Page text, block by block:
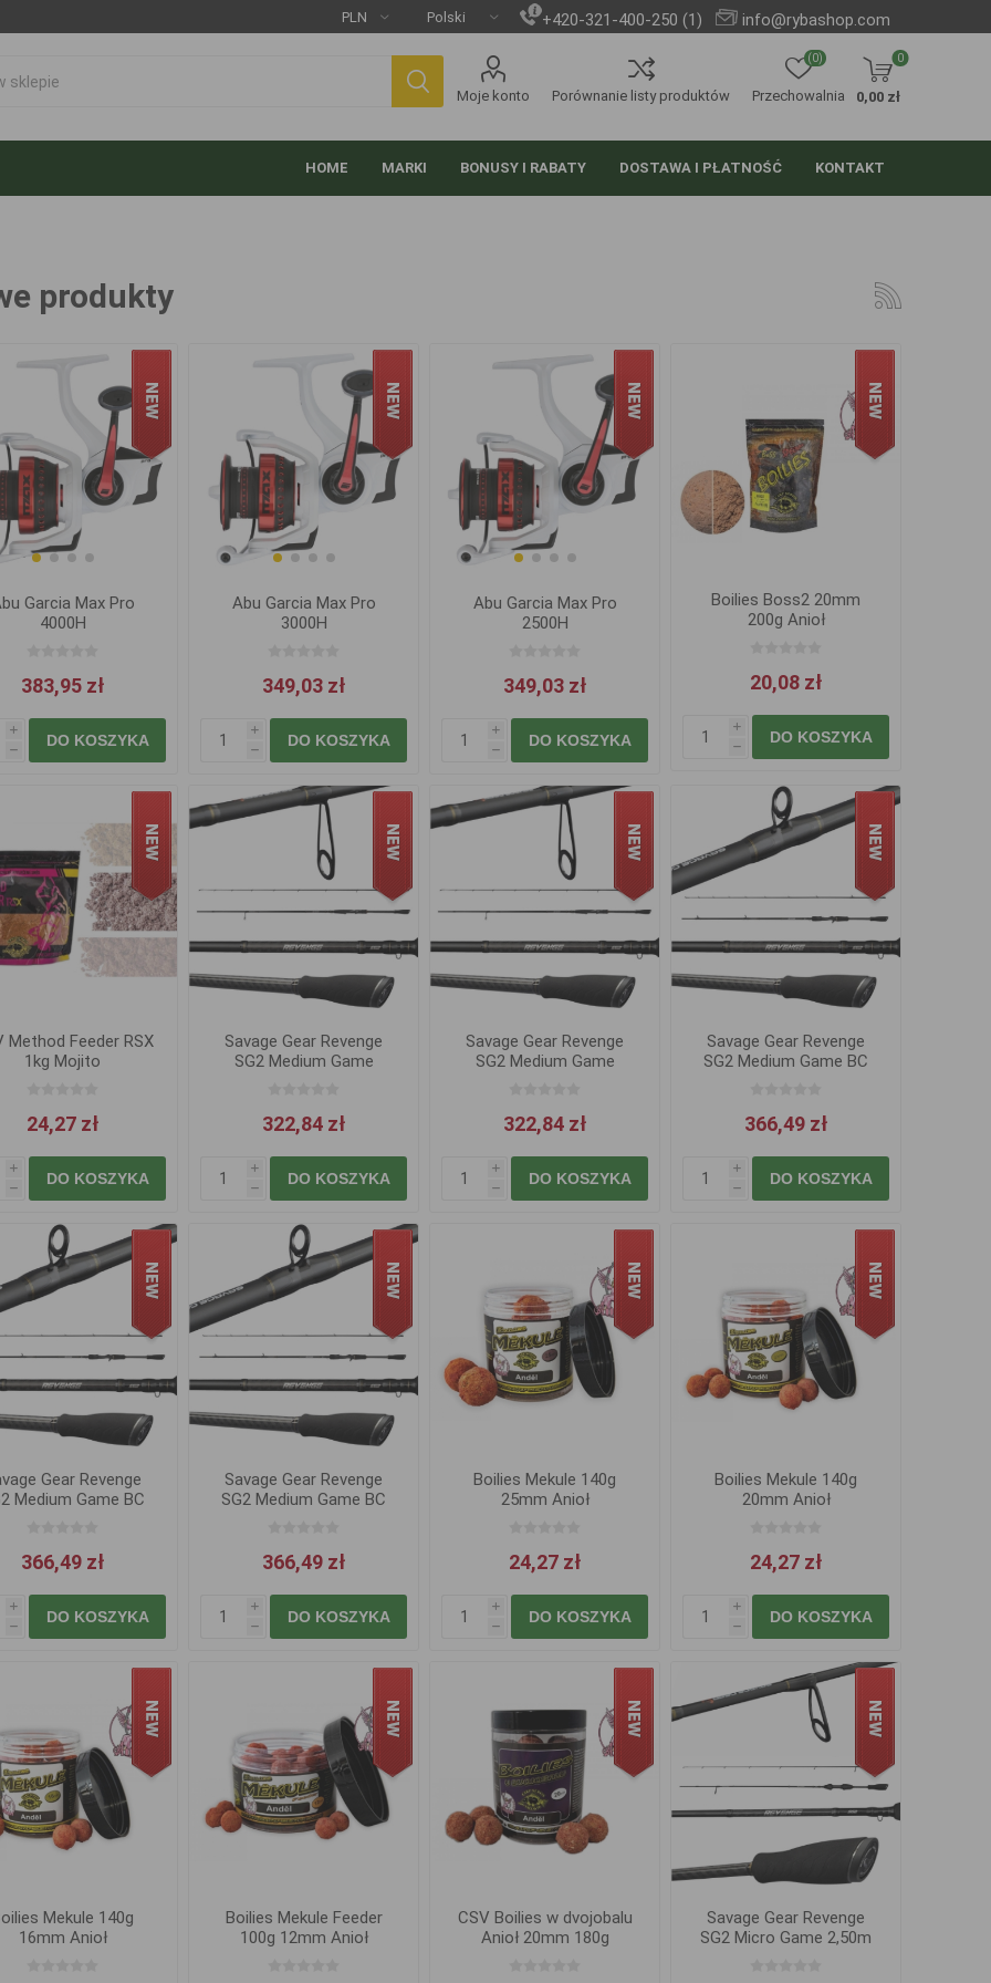
+420-321-400-250 (1) info@rybashop.com
Moje konto Porównanie listy produktów Przechowalnia
(0) 0
0,00 zł
HOME MARKI BONUSY I RABATY DOSTAWA I PŁATNOŚĆ KONTAKT
produkty
Garcia Max Pro
4000H
383,95 zł
i
h
DO KOSZYKA
Abu Garcia Max Pro
3000H
349,03 zł
i
h
DO KOSZYKA
Abu Garcia Max Pro
2500H
349,03 zł
i
h
DO KOSZYKA
Boilies Boss2 20mm
200g Anioł
20,08 zł
i
h
DO KOSZYKA
Method Feeder RSX
1kg Mojito
24,27 zł
i
h
DO KOSZYKA
Savage Gear Revenge
SG2 Medium Game
322,84 zł
i
h
DO KOSZYKA
Savage Gear Revenge
SG2 Medium Game
322,84 zł
i
h
DO KOSZYKA
Savage Gear Revenge
SG2 Medium Game BC
366,49 zł
i
h
DO KOSZYKA
Gear Revenge
Medium Game BC
366,49 zł
i
h
DO KOSZYKA
Savage Gear Revenge
SG2 Medium Game BC
366,49 zł
i
h
DO KOSZYKA
Boilies Mekule 140g
25mm Anioł
24,27 zł
i
h
DO KOSZYKA
Boilies Mekule 140g
20mm Anioł
24,27 zł
i
h
DO KOSZYKA
Mekule 140g
16mm Anioł
Boilies Mekule Feeder
100g 12mm Anioł
CSV Boilies w dvojobalu
Anioł 20mm 180g
Savage Gear Revenge
SG2 Micro Game 2,50m